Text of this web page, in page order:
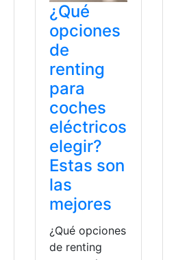
¿Qué
opciones
de
renting
para
coches
eléctricos
elegir?
Estas son
las
mejores
¿Qué opciones
de renting